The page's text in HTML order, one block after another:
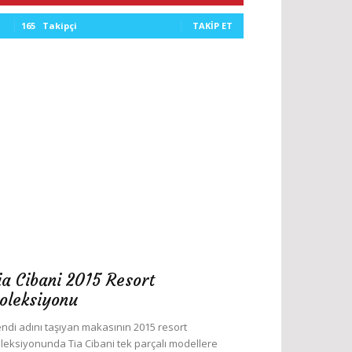
165 Takipçi TAKIP ET
Cibani 2015 Resort
adını taşıyan makasının 2015 resort
Tia Cibani tek parçalı modellere